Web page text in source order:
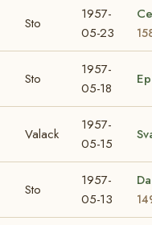
Sto
1957-
05-23
Sto
1957-
05-18
Valack
1957-
05-15
Sto
1957-
05-13